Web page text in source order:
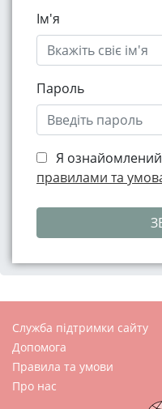
Ім'я
Пароль
Я
правилами та
Служба підтримки сайту
Допомога
Правила та умови
Про нас